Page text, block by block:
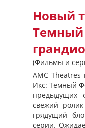
Новый
Темный
(Фильмы и
AMC
Икс: Темный
предыдущих
свежий
грядущий
серии.